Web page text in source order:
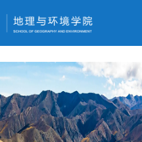
年运营,信誉无忧